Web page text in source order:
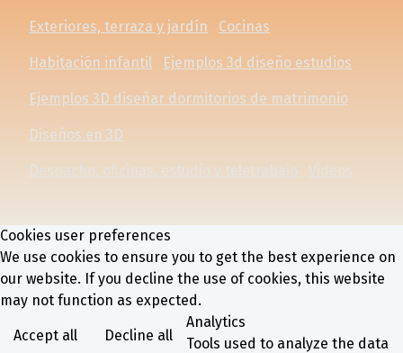
Exteriores, terraza y jardín Cocinas
Habitación infantil Ejemplos 3d diseño estudios
Ejemplos 3D diseñar dormitorios de matrimonio
Diseños en 3D
Despacho, oficinas, estudio y teletrabajo Videos
Cookies user preferences
We use cookies to ensure you to get the best experience on
our website. If you decline the use of cookies, this website
may not function as expected.
Accept all Decline all
Analytics
Tools used to analyze the data